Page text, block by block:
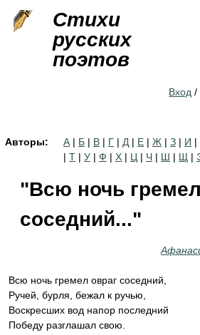
Стихи
русских
поэтов
Вход /
Авторы: А | Б | В | Г | Д | Е | Ж | З | И |
| Т | У | Ф | Х | Ц | Ч | Ш | Щ |
"Всю ночь
соседний..."
Всю ночь гремел овраг соседний,
Ручей, бурля, бежал к ручью,
Воскресших вод напор последний
Победу разглашал свою.